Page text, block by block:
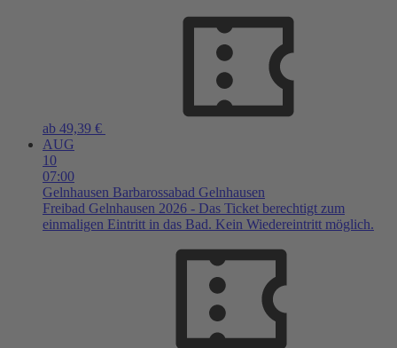
ab 49,39 €
AUG
10
07:00
Gelnhausen Barbarossabad Gelnhausen
Freibad Gelnhausen 2026 - Das Ticket berechtigt zum
einmaligen Eintritt in das Bad. Kein Wiedereintritt möglich.